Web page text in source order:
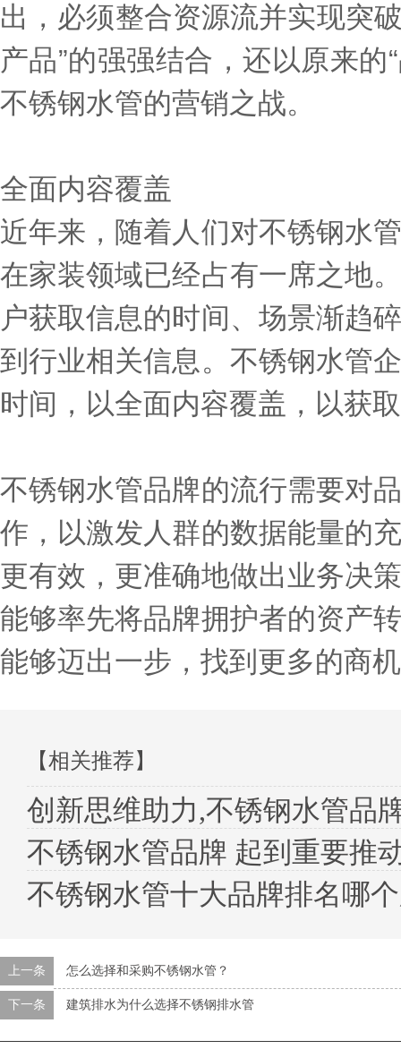
出，必须整合资源流并实现突
产品”的强强结合，还以原来
不锈钢水管的营销之战。
全面内容覆盖
近年来，随着人们对不锈钢水
在家装领域已经占有一席之地
户获取信息的时间、场景渐趋
到行业相关信息。不锈钢水管
时间，以全面内容覆盖，以获
不锈钢水管品牌的流行需要对
作，以激发人群的数据能量的
更有效，更准确地做出业务决
能够率先将品牌拥护者的资产
能够迈出一步，找到更多的商
【相关推荐】
创新思维助力,不锈钢水管品
不锈钢水管品牌 起到重要推
不锈钢水管十大品牌排名哪
上一条 怎么选择和采购不锈钢水管？
下一条 建筑排水为什么选择不锈钢排水管